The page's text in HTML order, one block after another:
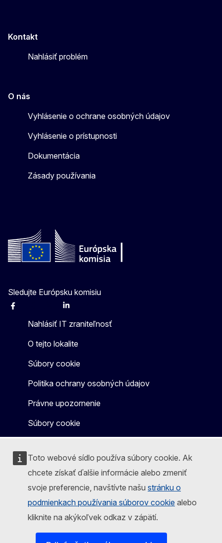
Toto webové sídlo používa súbory cookie. Ak
chcete získať ďalšie informácie alebo zmeniť
svoje preferencie, navštívte našu stránku o
podmienkach používania súborov cookie alebo
kliknite na akýkoľvek odkaz v zápätí.
Kontakt
Nahlásiť problém
O nás
Vyhlásenie o ochrane osobných údajov
Vyhlásenie o prístupnosti
Dokumentácia
Zásady používania
Sledujte Európsku komisiu
Facebook Linkedin
Nahlásiť IT zraniteľnosť
O tejto lokalite
Súbory cookie
Politika ochrany osobných údajov
Právne upozornenie
Súbory cookie